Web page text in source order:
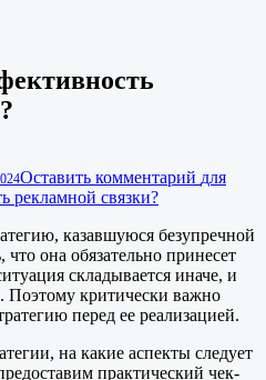
Оставить комментарий для
рекламной связки?
казавшуюся безупречной
она обязательно принесет
складывается иначе, и
Поэтому критически важно
перед ее реализацией.
на какие аспекты следует
практический чек-